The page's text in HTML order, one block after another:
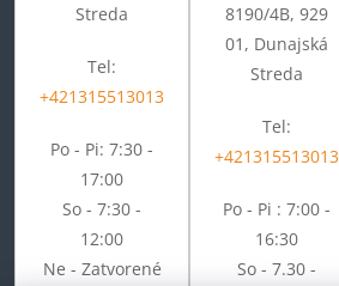
Streda
Tel:
+421315513013
Po - Pi: 7:30 -
17:00
So - 7:30 -
12:00
Ne - Zatvorené
8190/4B, 929
01, Dunajská
Streda
Tel:
+421315513013
Po - Pi : 7:00 -
16:30
So - 7.30 -